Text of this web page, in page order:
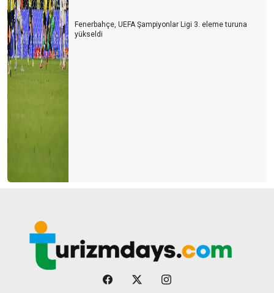
Fenerbahçe, UEFA Şampiyonlar Ligi 3. eleme turuna
yükseldi